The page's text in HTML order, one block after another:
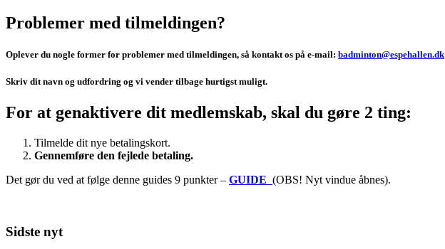
Problemer med tilmeldingen?
Oplever du nogle former for problemer med tilmeldingen, så kontakt os på e-mail: badminton@espehallen.dk
Skriv dit navn og udfordring og vi vender tilbage hurtigst muligt.
For at genaktivere dit medlemskab, skal du gøre 2 ting:
Tilmelde dit nye betalingskort.
Gennemføre den fejlede betaling.
Det gør du ved at følge denne guides 9 punkter – GUIDE (OBS! Nyt vindue åbnes).
Sidste nyt